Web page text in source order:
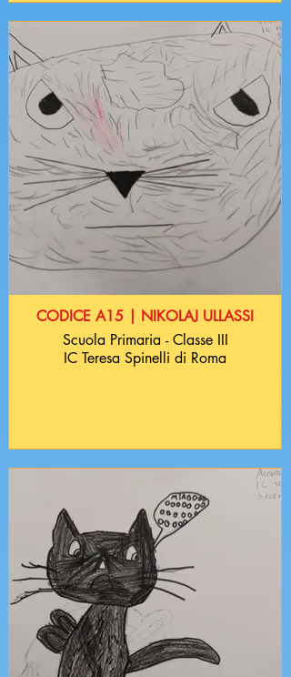
CODICE A15 | NIKOLAJ ULLASSI
Scuola Primaria - Classe III
IC Teresa Spinelli di Roma